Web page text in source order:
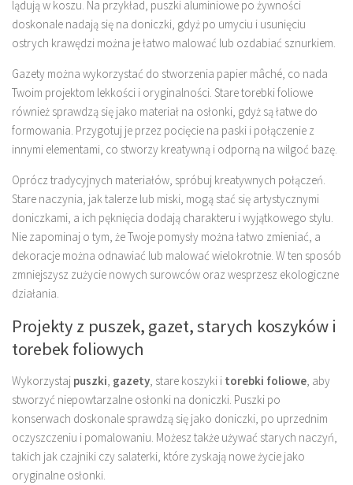
lądują w koszu. Na przykład, puszki aluminiowe po żywności
doskonale nadają się na doniczki, gdyż po umyciu i usunięciu
ostrych krawędzi można je łatwo malować lub ozdabiać sznurkiem.
Gazety można wykorzystać do stworzenia papier mâché, co nada
Twoim projektom lekkości i oryginalności. Stare torebki foliowe
również sprawdzą się jako materiał na osłonki, gdyż są łatwe do
formowania. Przygotuj je przez pocięcie na paski i połączenie z
innymi elementami, co stworzy kreatywną i odporną na wilgoć bazę.
Oprócz tradycyjnych materiałów, spróbuj kreatywnych połączeń.
Stare naczynia, jak talerze lub miski, mogą stać się artystycznymi
doniczkami, a ich pęknięcia dodają charakteru i wyjątkowego stylu.
Nie zapominaj o tym, że Twoje pomysły można łatwo zmieniać, a
dekoracje można odnawiać lub malować wielokrotnie. W ten sposób
zmniejszysz zużycie nowych surowców oraz wesprzesz ekologiczne
działania.
Projekty z puszek, gazet, starych koszyków i
torebek foliowych
Wykorzystaj puszki, gazety, stare koszyki i torebki foliowe, aby
stworzyć niepowtarzalne osłonki na doniczki. Puszki po
konserwach doskonale sprawdzą się jako doniczki, po uprzednim
oczyszczeniu i pomalowaniu. Możesz także używać starych naczyń,
takich jak czajniki czy salaterki, które zyskają nowe życie jako
oryginalne osłonki.